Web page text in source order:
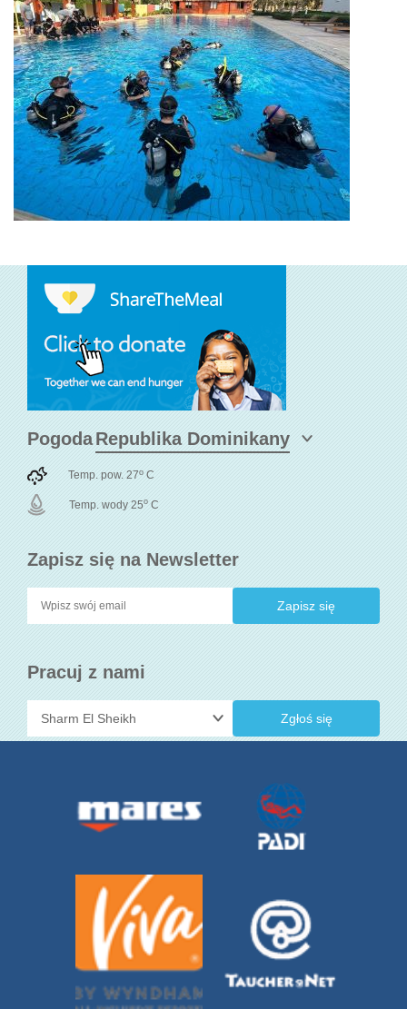
Zapisz się na Newsletter
Pracuj z nami
Zgłoś się
Pogoda
Temp. pow. 27o C
Temp. wody 25o C